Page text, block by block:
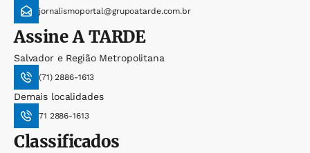
jornalismoportal@grupoatarde.com.br
AssineA TARDE
Salvador e Região Metropolitana
(71) 2886-1613
Demais localidades
71 2886-1613
Classificados